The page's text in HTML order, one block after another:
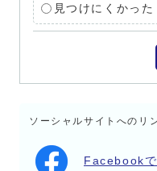
見つけにくかった
ソーシャルサイトへのリ
Facebook